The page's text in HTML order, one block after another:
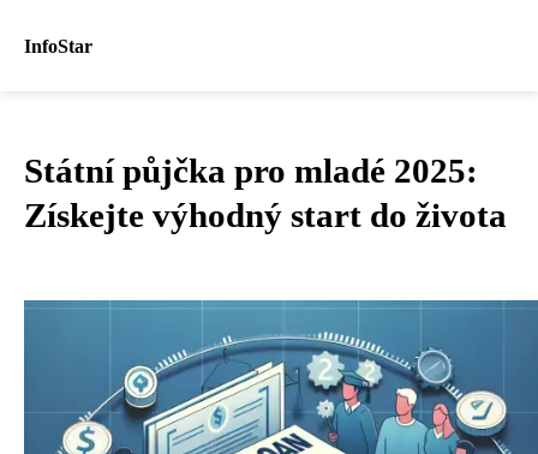
InfoStar
Státní půjčka pro mladé 2025:
Získejte výhodný start do života